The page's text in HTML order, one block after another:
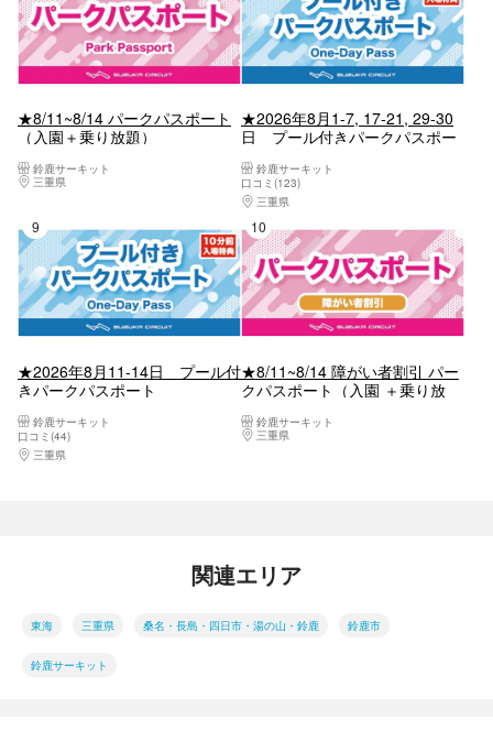
★8/11~8/14 パークパスポート
（入園＋乗り放題）
鈴鹿サーキット
三重県
桑名・長島・四日市・湯の山・鈴鹿
★2026年8月1-7, 17-21, 29-30
日 プール付きパークパスポー
鈴鹿サーキット
口コミ(123)
三重県
9位
★2026年8月11-14日 プール付
きパークパスポート
鈴鹿サーキット
口コミ(44)
三重県
10位
★8/11~8/14 障がい者割引 パー
クパスポート（入園 ＋乗り放
鈴鹿サーキット
三重県
関連エリア
東海 三重県 桑名・長島・四日市・湯の山・鈴鹿 鈴鹿市
鈴鹿サーキット